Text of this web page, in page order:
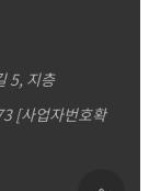
5, 지층
[사업자번호확